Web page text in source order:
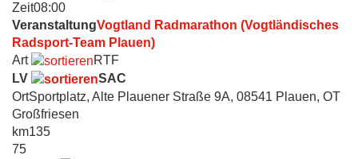
Zeit08:00
VeranstaltungVogtland Radmarathon (Vogtländisches
Radsport-Team Plauen)
Art
RTF
LV
SAC
OrtSportplatz, Alte Plauener Straße 9A, 08541 Plauen, OT
Großfriesen
km135
75